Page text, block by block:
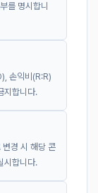
를 명시합니
손익비(R:R)
지합니다.
변경 시 해당 콘
시합니다.